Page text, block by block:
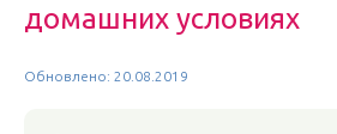
домашних условиях
Обновлено: 20.08.2019